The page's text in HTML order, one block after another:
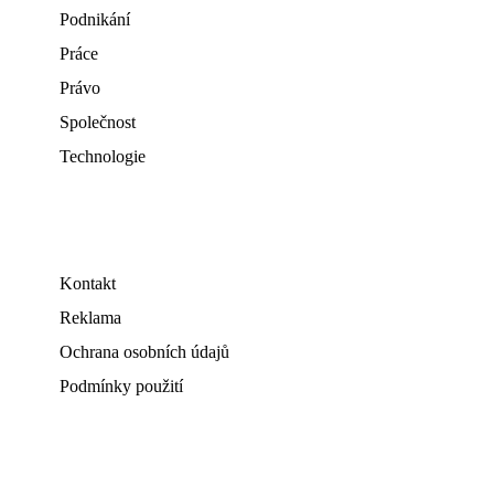
Podnikání
Práce
Právo
Společnost
Technologie
Kontakt
Reklama
Ochrana osobních údajů
Podmínky použití